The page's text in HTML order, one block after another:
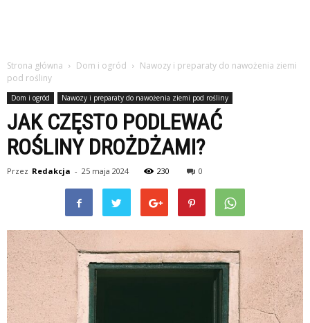
Strona główna Dom i ogród
Nawozy i preparaty do nawożenia ziemi
pod rośliny
Dom i ogród Nawozy i preparaty do nawożenia ziemi pod rośliny
JAK CZĘSTO PODLEWAĆ
ROŚLINY DROŻDŻAMI?
Przez Redakcja - 25 maja 2024 230 0